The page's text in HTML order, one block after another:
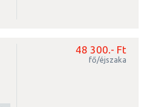
48 300.- Ft
fő/éjszaka